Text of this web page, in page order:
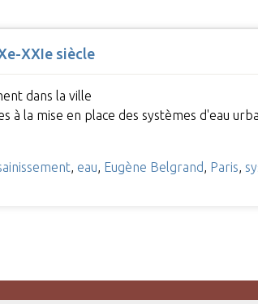
XXIe siècle
dans la ville
à la mise en place des systèmes d'eau
, eau Eugène Belgrand Paris